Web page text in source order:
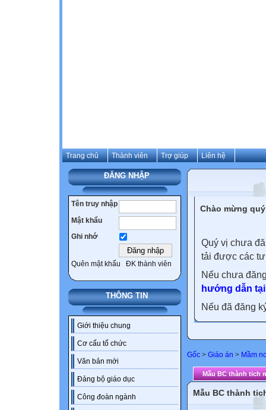
Trang chủ Thành viên Trợ giúp Liên hệ
ĐĂNG NHẬP
Tên truy nhập
Mật khẩu
Ghi nhớ
Quên mật khẩu ĐK thành viên
THÔNG TIN
Giới thiệu chung
Cơ cấu tổ chức
Văn bản mới
Đảng bộ giáo dục
Công đoàn ngành
Chào mừng
Quý vị chưa
tải được các
Nếu chưa
hướng dẫn
Nếu đã đăng
Gốc > Giáo án > Mầm
Mẫu BC thành tich
Mẫu BC thành